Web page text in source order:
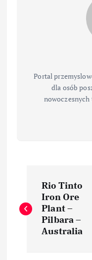
Portal
dla osób
a
Rio Tinto
Iron Ore
Plant –
Pilbara –
Australia